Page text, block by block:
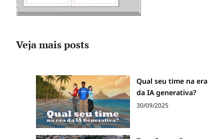
Veja mais posts
Qual seu time na era
da IA generativa?
30/09/2025